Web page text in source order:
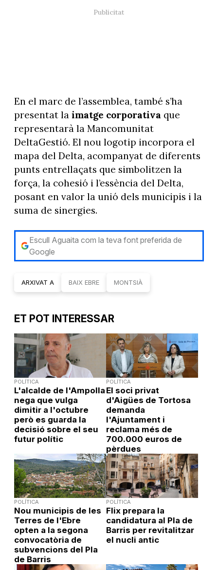
En el marc de l’assemblea, també s’ha
presentat la imatge corporativa que
representarà la Mancomunitat
DeltaGestió. El nou logotip incorpora el
mapa del Delta, acompanyat de diferents
punts entrellaçats que simbolitzen la
força, la cohesió i l’essència del Delta,
posant en valor la unió dels municipis i la
suma de sinergies.
Escull Aguaita com la teva font preferida de
Google
ARXIVAT A BAIX EBRE MONTSIÀ
ET POT INTERESSAR
POLÍTICA
L'alcalde de l'Ampolla
nega que vulga
dimitir a l'octubre
però es guarda la
decisió sobre el seu
futur polític
POLÍTICA
El soci privat
d'Aigües de Tortosa
demanda
l'Ajuntament i
reclama més de
700.000 euros de
pèrdues
POLÍTICA
Nou municipis de les
Terres de l'Ebre
opten a la segona
convocatòria de
subvencions del Pla
de Barris
POLÍTICA
Flix prepara la
candidatura al Pla de
Barris per revitalitzar
el nucli antic